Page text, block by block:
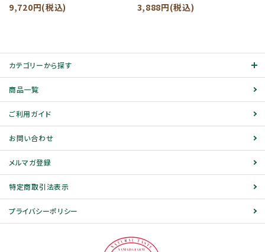
9,720円(税込)
3,888円(税込)
カテゴリーから探す
商品一覧
ご利用ガイド
お問い合わせ
メルマガ登録
特定商取引法表示
プライバシーポリシー